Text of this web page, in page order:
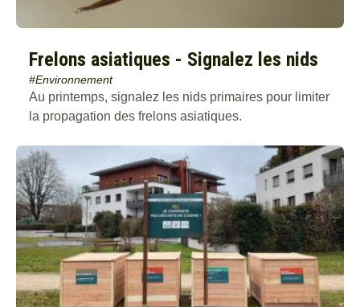
Frelons asiatiques - Signalez les nids
#Environnement
Au printemps, signalez les nids primaires pour limiter
la propagation des frelons asiatiques.